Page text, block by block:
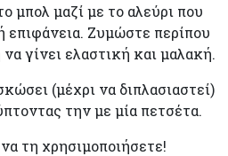
μπολ μαζί με το αλεύρι που
επιφάνεια. Ζυμώστε περίπου
γίνει ελαστική και μαλακή.
(μέχρι να διπλασιαστεί)
την με μία πετσέτα.
τη χρησιμοποιήσετε!